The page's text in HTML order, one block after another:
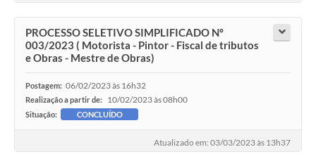
PROCESSO SELETIVO SIMPLIFICADO Nº
003/2023 ( Motorista - Pintor - Fiscal de tributos
e Obras - Mestre de Obras)
Postagem: 06/02/2023 às 16h32
Realização a partir de: 10/02/2023 às 08h00
Situação: CONCLUÍDO
Atualizado em: 03/03/2023 às 13h37